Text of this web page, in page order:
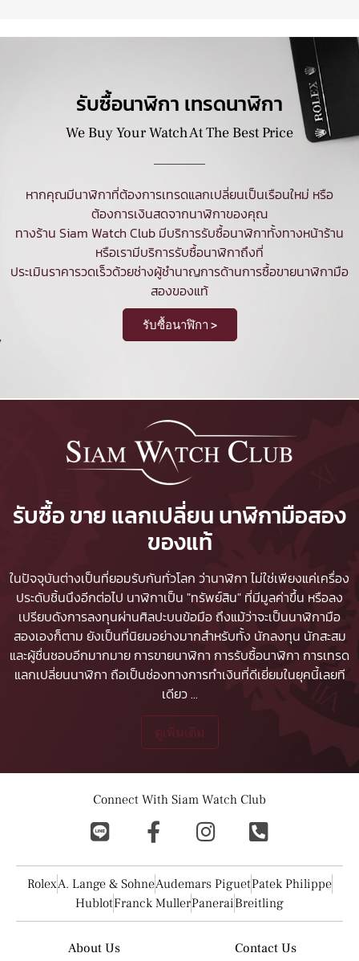
รับซื้อนาฬิกา เทรดนาฬิกา
We Buy Your Watch At The Best Price
หากคุณมีนาฬิกาที่ต้องการเทรดแลกเปลี่ยนเป็นเรือนใหม่ หรือ
ต้องการเงินสดจากนาฬิกาของคุณ
ทางร้าน Siam Watch Club มีบริการรับซื้อนาฬิกาทั้งทางหน้าร้าน
หรือเรามีบริการรับซื้อนาฬิกาถึงที่
ประเมินราคารวดเร็วด้วยช่างผู้ชำนาญการด้านการซื้อขายนาฬิกามือ
สองของแท้
รับซื้อนาฬิกา >
รับซื้อ ขาย แลกเปลี่ยน นาฬิกามือสอง
ของแท้
ในปัจจุบันต่างเป็นที่ยอมรับกันทั่วโลก ว่านาฬิกา ไม่ใช่เพียงแค่เครื่อง
ประดับชิ้นนึงอีกต่อไป นาฬิกาเป็น "ทรัพย์สิน" ที่มีมูลค่าขึ้น หรือลง
เปรียบดังการลงทุนผ่านศิลปะบนข้อมือ ถึงแม้ว่าจะเป็นนาฬิกามือ
สองเองก็ตาม ยังเป็นที่นิยมอย่างมากสำหรับทั้ง นักลงทุน นักสะสม
และผู้ชื่นชอบอีกมากมายการขายนาฬิกา การรับซื้อนาฬิกา การเทรด
แลกเปลี่ยนนาฬิกา ถือเป็นช่องทางการทำเงินที่ดีเยี่ยมในยุคนี้เลยที
เดียว...
ดูเพิ่มเติม
Connect With Siam Watch Club
RolexA. Lange & SohneAudemars PiguetPatek Philippe
HublotFranck MullerPaneraiBreitling
About Us Contact Us